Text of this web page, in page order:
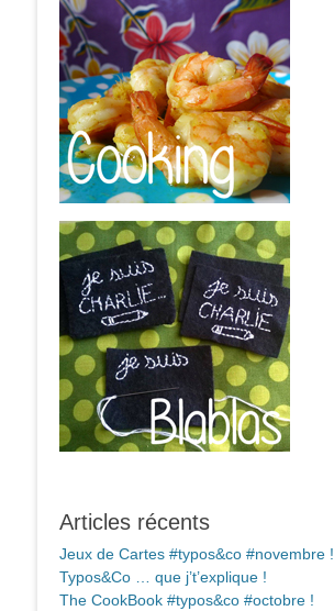
Articles récents
Jeux de Cartes #typos&co #novembre !
Typos&Co … que j’t’explique !
The CookBook #typos&co #octobre !